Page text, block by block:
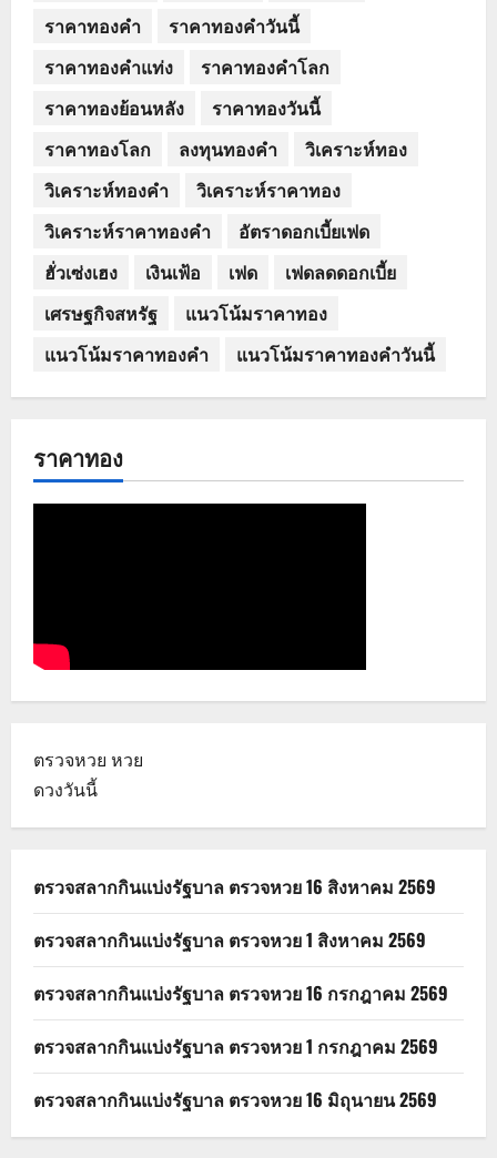
ราคาทองคำ
ราคาทองคำวันนี้
ราคาทองคำแท่ง
ราคาทองคำโลก
ราคาทองย้อนหลัง
ราคาทองวันนี้
ราคาทองโลก
ลงทุนทองคำ
วิเคราะห์ทอง
วิเคราะห์ทองคำ
วิเคราะห์ราคาทอง
วิเคราะห์ราคาทองคำ
อัตราดอกเบี้ยเฟด
ฮั่วเซ่งเฮง
เงินเฟ้อ เฟด
เฟดลดดอกเบี้ย
เศรษฐกิจสหรัฐ
แนวโน้มราคาทอง
แนวโน้มราคาทองคำ
แนวโน้มราคาทองคำวันนี้
ราคาทอง
ตรวจหวย หวย
ดวงวันนี้
ตรวจสลากกินแบ่งรัฐบาล ตรวจหวย 16 สิงหาคม 2569
ตรวจสลากกินแบ่งรัฐบาล ตรวจหวย 1 สิงหาคม 2569
ตรวจสลากกินแบ่งรัฐบาล ตรวจหวย 16 กรกฎาคม 2569
ตรวจสลากกินแบ่งรัฐบาล ตรวจหวย 1 กรกฎาคม 2569
ตรวจสลากกินแบ่งรัฐบาล ตรวจหวย 16 มิถุนายน 2569